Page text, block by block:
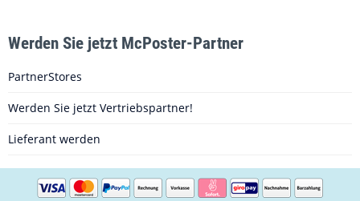
Werden Sie jetzt McPoster-Partner
PartnerStores
Werden Sie jetzt Vertriebspartner!
Lieferant werden